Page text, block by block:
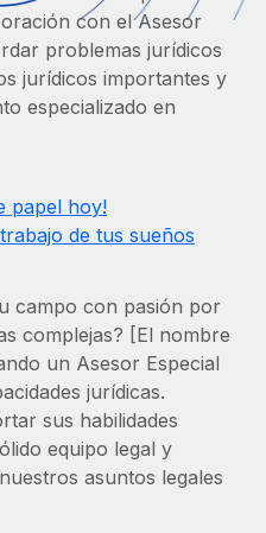
globalmente.
complejas.
HH. integradas para tu
de IA con Remote
empresas.
HH. globales en tu
a autónomos
y tiempos de pago para
de puestos
con el Asesor
problemas jurídicos
jurídicos importantes y
especializado en
papel hoy!
de tus sueños
campo con pasión por
complejas? [El nombre
un Asesor Especial
jurídicas.
sus habilidades
equipo legal y
asuntos legales